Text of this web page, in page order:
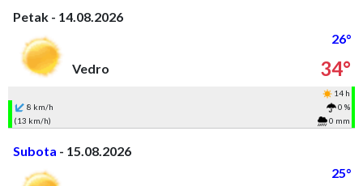
Petak - 14.08.2026
26°
Vedro
34°
14 h
8 km/h
0 %
(13 km/h)
0 mm
Subota - 15.08.2026
25°